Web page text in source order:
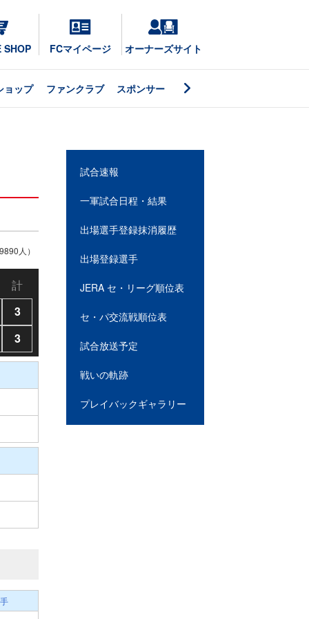
SHOP FCマイページ オーナーズサイト
ョップ ファンクラブ スポンサー
人）
計
3
3
試合速報
一軍試合日程・結果
出場選手登録抹消履歴
出場登録選手
JERA セ・リーグ順位表
セ・パ交流戦順位表
試合放送予定
戦いの軌跡
プレイバックギャラリー